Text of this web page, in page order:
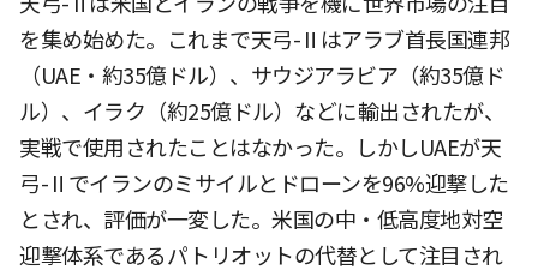
を集め始めた。これまで天弓-Ⅱはアラブ首長国連邦
（UAE・約35億ドル）、サウジアラビア（約35億ド
ル）、イラク（約25億ドル）などに輸出されたが、
実戦で使用されたことはなかった。しかしUAEが天
弓-Ⅱでイランのミサイルとドローンを96%迎撃した
とされ、評価が一変した。米国の中・低高度地対空
迎撃体系であるパトリオットの代替として注目され